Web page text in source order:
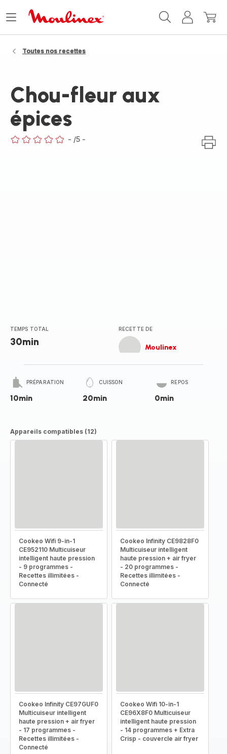
MonMon
Ouvrir
Toutes nos recettes
Chou-fleur aux
épices
- /5 -
TEMPS TOTAL
30min
RECETTE DE
Moulinex
PRÉPARATION
10min
CUISSON
20min
REPOS
0min
Appareils compatibles (12)
Cookeo Wifi 9-in-1
CE952110 Multicuiseur
intelligent haute pression
- 9 programmes -
Recettes illimitées -
Connecté
Cookeo Infinity CE9828F0
Multicuiseur intelligent
haute pression + air fryer
- 20 programmes -
Recettes illimitées -
Connecté
Cookeo Infinity CE97GUF0
Multicuiseur intelligent
haute pression + air fryer
- 17 programmes -
Recettes illimitées -
Connecté
Cookeo Wifi 10-in-1
CE96X8F0 Multicuiseur
intelligent haute pression
- 14 programmes + Extra
Crisp - couvercle air fryer